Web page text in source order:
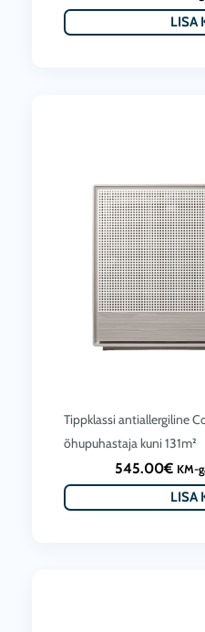
LISA
Tippklassi antiallergiline
õhupuhastaja kuni 131m²
545.00€ KM-
LISA